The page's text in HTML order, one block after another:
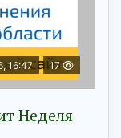
16:47 17
Неделя